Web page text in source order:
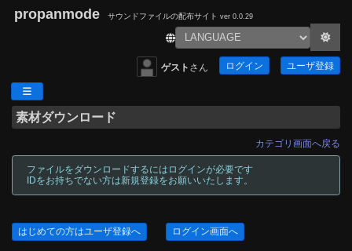
propanmode サウンドファイルの配布サイト ver 0.0.29
ゲスト さん ログイン ユーザ登録
素材ダウンロード
カテゴリ画面へ戻る
ファイルをダウンロードするにはログインが必要です
IDをお持ちでない方は新規登録をお願いいたします。
はじめての方はユーザ登録へ ログイン画面へ